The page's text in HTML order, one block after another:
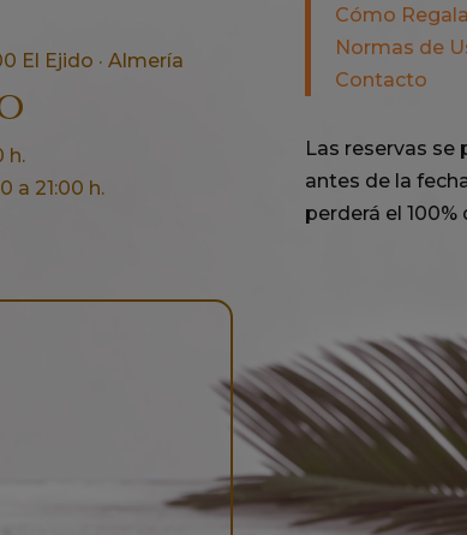
El Ejido · Almería
h.
a 21:00 h.
Cómo
Normas de
Contacto
Las reservas
antes de la
perderá el